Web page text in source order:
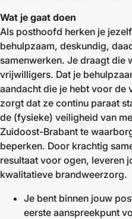
Wat je gaat doen
Als posthoofd herken je
behulpzaam, deskundig,
samenwerken. Je draagt die
vrijwilligers. Dat je
aandacht die je hebt voor de
zorgt dat ze continu paraat
de (fysieke) veiligheid van
Zuidoost-Brabant te
beperken. Door krachtig
resultaat voor ogen, leveren
kwalitatieve brandweerzorg.
Je bent binnen jouw
eerste aanspreekpunt